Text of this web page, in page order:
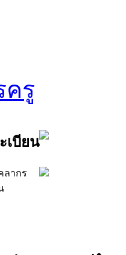
ครู
เบียน
ลากร